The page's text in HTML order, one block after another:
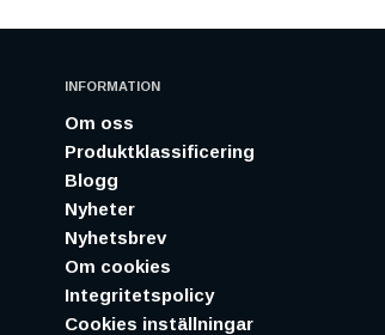
INFORMATION
Om oss
Produktklassificering
Blogg
Nyheter
Nyhetsbrev
Om cookies
Integritetspolicy
Cookies inställningar